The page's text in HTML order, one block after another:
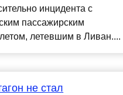
инцидента с
пассажирским
летевшим в Ливан....
не стал